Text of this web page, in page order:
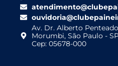
Av. Dr. Alberto
Morumbi, São Paulo -
Cep: 05678-000